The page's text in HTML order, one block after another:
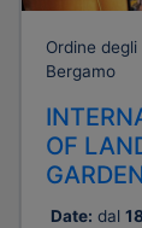
Ordine
Bergamo
OF
Date: dal